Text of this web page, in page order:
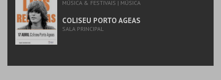
MÚSICA & FESTIVAIS | MÚSICA
COLISEU PORTO AGEAS
SALA PRINCIPAL